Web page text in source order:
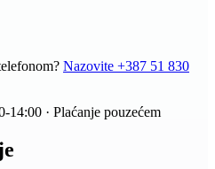
Nazovite +387 51 830
14:00 · Plaćanje pouzećem